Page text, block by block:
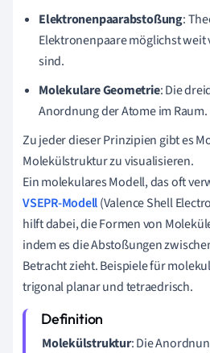
Elektronenpaarabstoßung:
Elektronenpaare möglichst
sind.
Molekulare Geometrie: Die
Anordnung der Atome im Raum.
Zu jeder dieser Prinzipien gibt es
Molekülstruktur zu visualisieren.
Ein molekulares Modell, das oft
VSEPR-Modell(Valence Shell
hilft dabei, die Formen von
indem es die Abstoßungen
Betracht zieht. Beispiele für
trigonal planar und tetraedrisch.
Molekülstruktur: Die